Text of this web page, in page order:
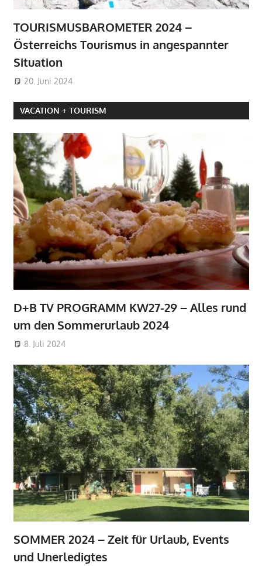
TOURISMUSBAROMETER 2024 –
Österreichs Tourismus in angespannter
Situation
20. Juni 2024
VACATION + TOURISM
D+B TV PROGRAMM KW27-29 – Alles rund
um den Sommerurlaub 2024
8. Juli 2024
SOMMER 2024 – Zeit für Urlaub, Events
und Unerledigtes